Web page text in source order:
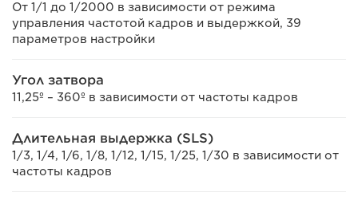
От 1/1 до 1/2000 в зависимости от режима
управления частотой кадров и выдержкой, 39
параметров настройки
Угол затвора
11,25º – 360º в зависимости от частоты кадров
Длительная выдержка (SLS)
1/3, 1/4, 1/6, 1/8, 1/12, 1/15, 1/25, 1/30 в зависимости от
частоты кадров